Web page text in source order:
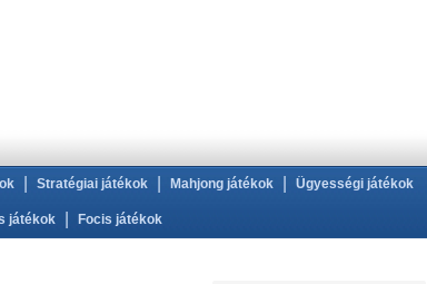
Stratégiai játékok Mahjong játékok Ügyességi játékok
játékok Focis játékok